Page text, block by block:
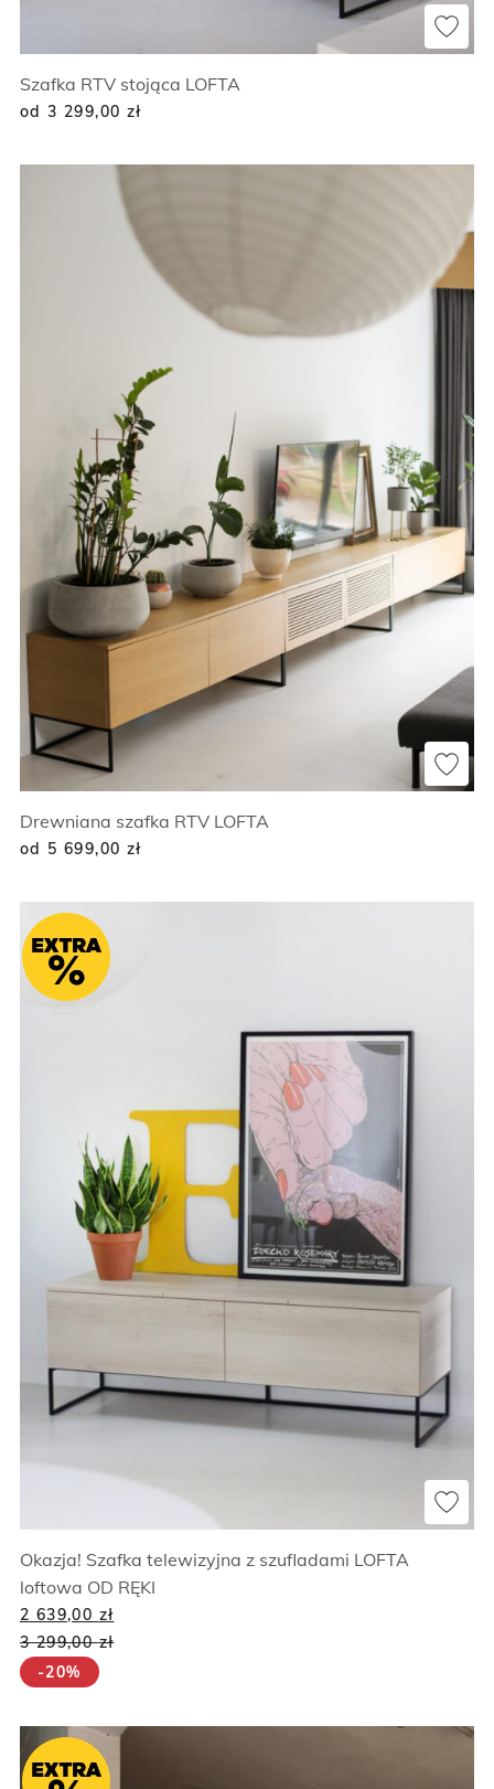
Szafka RTV stojąca LOFTA
od 3 299,00 zł
Drewniana szafka RTV LOFTA
od 5 699,00 zł
Okazja! Szafka telewizyjna z szufladami LOFTA
loftowa OD RĘKI
2 639,00 zł
3 299,00zł
-20%